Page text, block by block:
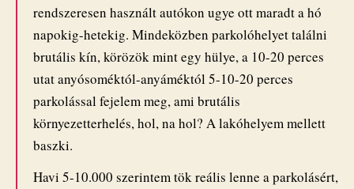
rendszeresen használt autókon ugye ott maradt a hó
napokig-hetekig. Mindeközben parkolóhelyet találni
brutális kín, körözök mint egy hülye, a 10-20 perces
utat anyósoméktól-anyáméktól 5-10-20 perces
parkolással fejelem meg, ami brutális
környezetterhelés, hol, na hol? A lakóhelyem mellett
baszki.
Havi 5-10.000 szerintem tök reális lenne a parkolásért,